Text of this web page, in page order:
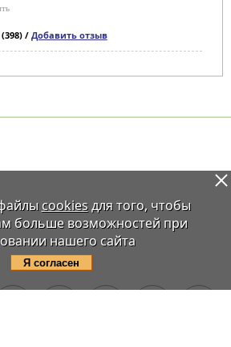
/ Добавить отзыв
cookiesдля того, чтобы
больше возможностей при
нашего сайта